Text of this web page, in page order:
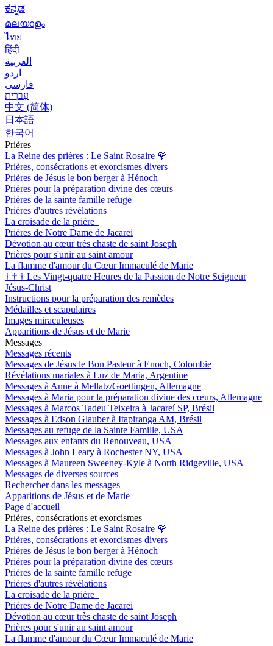
ಕನ್ನಡ
മലയാളം
ไทย
हिंदी
العربية
اردو
فارسی
עִברִית
中文 (简体)
日本語
한국어
Prières
La Reine des prières : Le Saint Rosaire 🌹
Prières, consécrations et exorcismes divers
Prières de Jésus le bon berger à Hénoch
Prières pour la préparation divine des cœurs
Prières de la sainte famille refuge
Prières d'autres révélations
La croisade de la prière
Prières de Notre Dame de Jacarei
Dévotion au cœur très chaste de saint Joseph
Prières pour s'unir au saint amour
La flamme d'amour du Cœur Immaculé de Marie
† † † Les Vingt-quatre Heures de la Passion de Notre Seigneur
Jésus-Christ
Instructions pour la préparation des remèdes
Médailles et scapulaires
Images miraculeuses
Apparitions de Jésus et de Marie
Messages
Messages récents
Messages de Jésus le Bon Pasteur à Enoch, Colombie
Révélations mariales à Luz de Maria, Argentine
Messages à Anne à Mellatz/Goettingen, Allemagne
Messages à Maria pour la préparation divine des cœurs, Allemagne
Messages à Marcos Tadeu Teixeira à Jacareí SP, Brésil
Messages à Edson Glauber à Itapiranga AM, Brésil
Messages au refuge de la Sainte Famille, USA
Messages aux enfants du Renouveau, USA
Messages à John Leary à Rochester NY, USA
Messages à Maureen Sweeney-Kyle à North Ridgeville, USA
Messages de diverses sources
Rechercher dans les messages
Apparitions de Jésus et de Marie
Page d'accueil
Prières, consécrations et exorcismes
La Reine des prières : Le Saint Rosaire 🌹
Prières, consécrations et exorcismes divers
Prières de Jésus le bon berger à Hénoch
Prières pour la préparation divine des cœurs
Prières de la sainte famille refuge
Prières d'autres révélations
La croisade de la prière
Prières de Notre Dame de Jacarei
Dévotion au cœur très chaste de saint Joseph
Prières pour s'unir au saint amour
La flamme d'amour du Cœur Immaculé de Marie